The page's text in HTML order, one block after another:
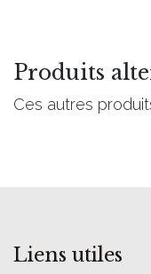
Produits
Ces autres
Liens utiles